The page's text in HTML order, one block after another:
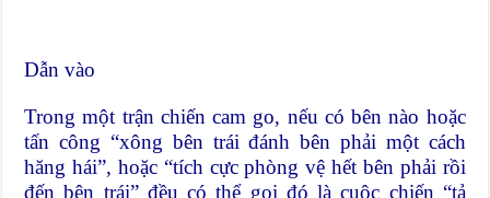
Dẫn vào
Trong một trận chiến cam go, nếu có bên nào hoặc
tấn công “xông bên trái đánh bên phải một cách
hăng hái”, hoặc “tích cực phòng vệ hết bên phải rồi
đến bên trái” đều có thể gọi đó là cuộc chiến “tả